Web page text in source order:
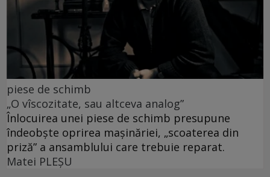
piese de schimb
„O vîscozitate, sau altceva analog”
Înlocuirea unei piese de schimb presupune
îndeobște oprirea mașinăriei, „scoaterea din
priză” a ansamblului care trebuie reparat.
Matei PLEŞU